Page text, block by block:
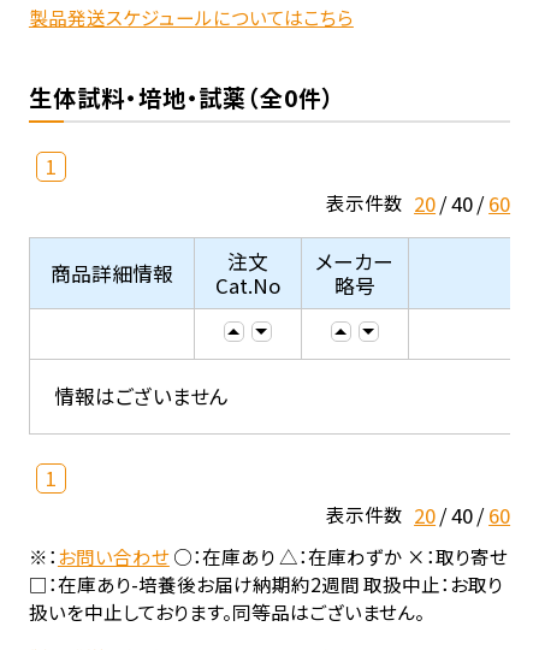
製品発送スケジュールについてはこちら
生体試料・培地・試薬（全0件）
1
表示件数 20 40 60
商品詳細情報
注文
Cat.No
メーカー
略号
情報はございません
1
表示件数 20 40 60
※：お問い合わせ○：在庫あり △：在庫わずか ×：取り寄せ
□：在庫あり-培養後お届け納期約2週間 取扱中止：お取り
扱いを中止しております。同等品はございません。